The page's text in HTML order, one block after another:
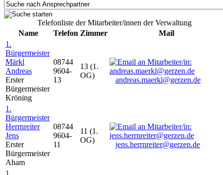
Telefonliste der Mitarbeiter/innen der Verwaltung
Name
Telefon Zimmer
Mail
1.
Bürgermeister
Märkl
Andreas
Erster
Bürgermeister
Kröning
08744
9604-
13
13 (1.
OG)
andreas.maerkl@gerzen.de
1.
Bürgermeister
Herrnreiter
Jens
Erster
Bürgermeister
Aham
08744
9604-
11
11 (1.
OG)
jens.herrnreiter@gerzen.de
1.